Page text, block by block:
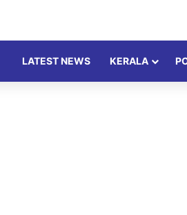
LATEST NEWS KERALA